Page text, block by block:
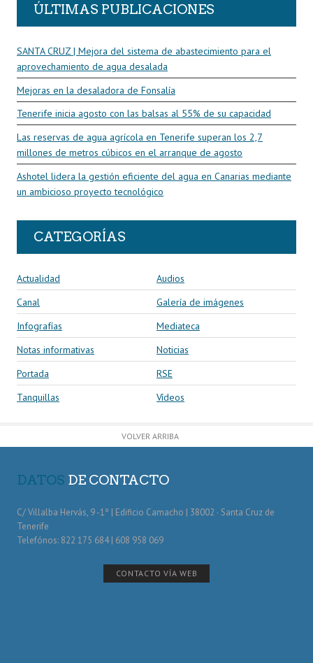
ÚLTIMAS PUBLICACIONES
SANTA CRUZ | Mejora del sistema de abastecimiento para el
aprovechamiento de agua desalada
Mejoras en la desaladora de Fonsalía
Tenerife inicia agosto con las balsas al 55% de su capacidad
Las reservas de agua agrícola en Tenerife superan los 2,7
millones de metros cúbicos en el arranque de agosto
Ashotel lidera la gestión eficiente del agua en Canarias mediante
un ambicioso proyecto tecnológico
CATEGORÍAS
Actualidad
Audios
Canal
Galería de imágenes
Infografías
Mediateca
Notas informativas
Noticias
Portada
RSE
Tanquillas
Vídeos
VOLVER ARRIBA
DATOS DE CONTACTO
C/ Villalba Hervás, 9 -1º | Edificio Camacho | 38002 · Santa Cruz de
Tenerife
Telefónos: 822 175 684 | 608 958 069
CONTACTO VÍA WEB